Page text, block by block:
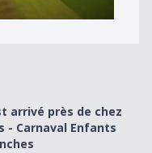
- Carnaval Enfants
arrivé près de chez
- Carnaval Enfants